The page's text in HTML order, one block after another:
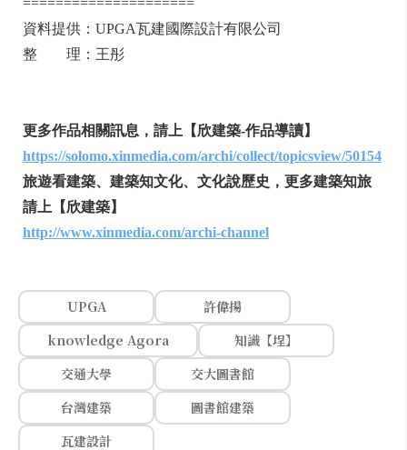
=====================
資料提供：UPGA瓦建國際設計有限公司
整 理：王彤
更多作品相關訊息，請上【欣建築-作品導讀】
https://solomo.xinmedia.com/archi/collect/topicsview/50154
旅遊看建築、建築知文化、文化說歷史，更多建築知旅
請上【欣建築】
http://www.xinmedia.com/archi-channel
UPGA
許偉揚
knowledge Agora
知識【埕】
交通大學
交大圖書館
台灣建築
圖書館建築
瓦建設計